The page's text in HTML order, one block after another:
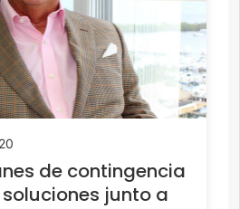
de contingencia
junto a